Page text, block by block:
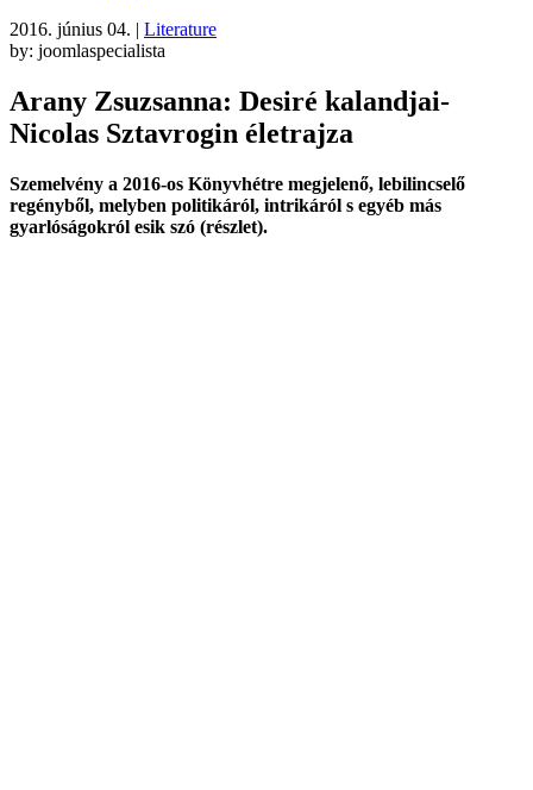
2016. június 04. | Literature
by: joomlaspecialista
Arany Zsuzsanna: Desiré kalandjai-
Nicolas Sztavrogin életrajza
Szemelvény a 2016-os Könyvhétre megjelenő, lebilincselő
regényből, melyben politikáról, intrikáról s egyéb más
gyarlóságokról esik szó (részlet).